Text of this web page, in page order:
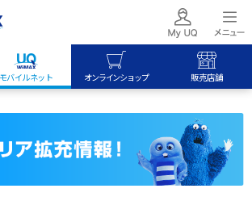
モバイルネット オンラインショップ 販売店舗
mobile